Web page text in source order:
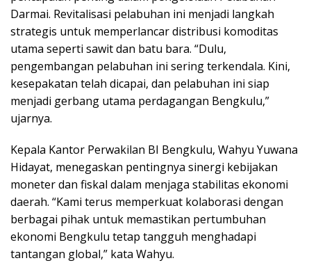
Darmai. Revitalisasi pelabuhan ini menjadi langkah
strategis untuk memperlancar distribusi komoditas
utama seperti sawit dan batu bara. “Dulu,
pengembangan pelabuhan ini sering terkendala. Kini,
kesepakatan telah dicapai, dan pelabuhan ini siap
menjadi gerbang utama perdagangan Bengkulu,”
ujarnya.
Kepala Kantor Perwakilan BI Bengkulu, Wahyu Yuwana
Hidayat, menegaskan pentingnya sinergi kebijakan
moneter dan fiskal dalam menjaga stabilitas ekonomi
daerah. “Kami terus memperkuat kolaborasi dengan
berbagai pihak untuk memastikan pertumbuhan
ekonomi Bengkulu tetap tangguh menghadapi
tantangan global,” kata Wahyu.